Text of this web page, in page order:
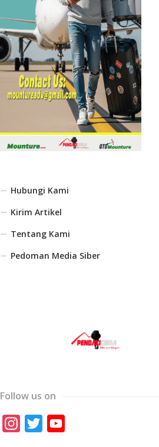
Hubungi Kami
Kirim Artikel
Tentang Kami
Pedoman Media Siber
Follow us on
Instagram
Twitter